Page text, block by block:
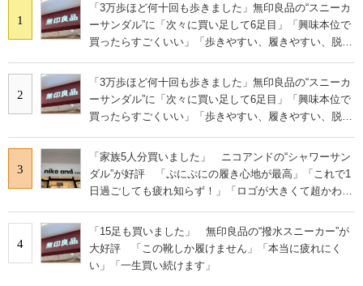
1
「3万歩ほど何十回も歩きました」無印良品の“スニーカ
ーサンダル”に「次々に買い足して6足目」「興味本位で
買ったらすごくいい」「歩きやすい、履きやすい、脱ぎ
2
「3万歩ほど何十回も歩きました」無印良品の“スニーカ
ーサンダル”に「次々に買い足して6足目」「興味本位で
買ったらすごくいい」「歩きやすい、履きやすい、脱ぎ
3
「家族5人分買いました」 ニコアンドの“シャワーサン
ダル”が好評 「ぷにぷにの履き心地が最高」「これで1
日過ごしても疲れ知らず！」「ロゴが大きくて超かわい
4
「15足も買いました」 無印良品の“撥水スニーカー”が
大好評 「この靴しか履けません」「本当に疲れにく
い」「一生買い続けます」